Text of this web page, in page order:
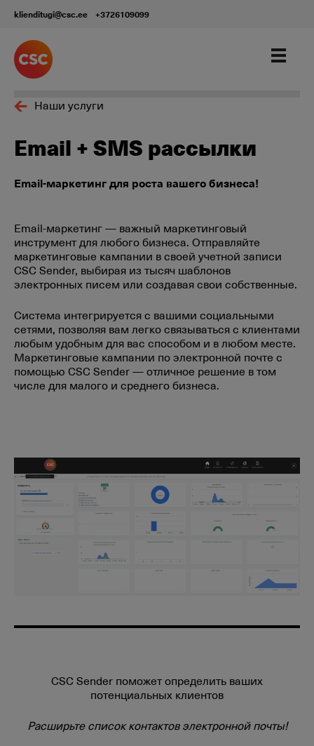
klienditugi@csc.ee +3726109099
Наши услуги
Email + SMS рассылки
Email-маркетинг для роста вашего бизнеса!
Email-маркетинг — важный маркетинговый
инструмент для любого бизнеса. Отправляйте
маркетинговые кампании в своей учетной записи
CSC Sender, выбирая из тысяч шаблонов
электронных писем или создавая свои собственные.
Система интегрируется с вашими социальными
сетями, позволяя вам легко связываться с клиентами
любым удобным для вас способом и в любом месте.
Маркетинговые кампании по электронной почте с
помощью CSC Sender — отличное решение в том
числе для малого и среднего бизнеса.
CSC Sender поможет определить ваших
потенциальных клиентов
Расширьте список контактов электронной почты!